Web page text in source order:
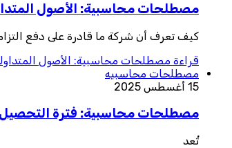
مصطلحات محاسبية: الأصول
كيف تعرف أن شركة ما قادرة على دفع
قراءة مصطلحات محاسبية: الأصول
مصطلحات محاسبيه
15 أغسطس 2025
مصطلحات محاسبية: فترة التحصيل
تُعد